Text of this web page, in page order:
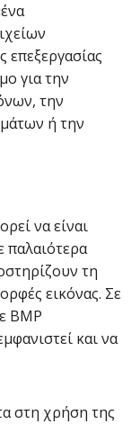
επεξεργασίας
για την
την
ή την
να είναι
παλαιότερα
τη
εικόνας. Σε
BMP
και να
στη χρήση της